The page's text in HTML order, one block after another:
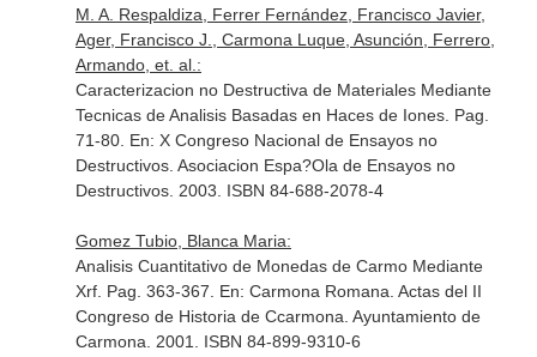
M. A. Respaldiza, Ferrer Fernández, Francisco Javier,
Ager, Francisco J., Carmona Luque, Asunción, Ferrero,
Armando, et. al.:
Caracterizacion no Destructiva de Materiales Mediante
Tecnicas de Analisis Basadas en Haces de Iones. Pag.
71-80. En: X Congreso Nacional de Ensayos no
Destructivos. Asociacion Espa?Ola de Ensayos no
Destructivos. 2003. ISBN 84-688-2078-4
Gomez Tubio, Blanca Maria:
Analisis Cuantitativo de Monedas de Carmo Mediante
Xrf. Pag. 363-367. En: Carmona Romana. Actas del II
Congreso de Historia de Ccarmona . Ayuntamiento de
Carmona. 2001. ISBN 84-899-9310-6